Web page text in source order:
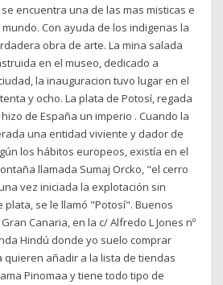
encuentra una de las mas misticas e
Con ayuda de los indigenas la
obra de arte. La mina salada
en el museo, dedicado a
la inauguracion tuvo lugar en el
y ocho. La plata de Potosí, regada
de España un imperio . Cuando la
una entidad viviente y dador de
los hábitos europeos, existía en el
llamada Sumaj Orcko, "el cerro
vez iniciada la explotación sin
plata, se le llamó "Potosí". Buenos
Canaria, en la c/ Alfredo L Jones nº
Hindú donde yo suelo comprar
quieren añadir a la lista de tiendas
Pinomaa y tiene todo tipo de